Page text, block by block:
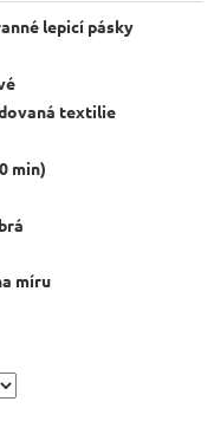
lepicí pásky
textilie
min)
míru